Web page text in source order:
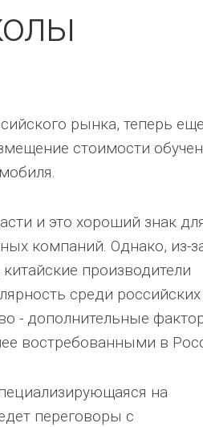
рынка, теперь
стоимости
и это хороший знак
компаний. Однако, из-
производители
среди российских
- дополнительные
востребованными в
на
переговоры с